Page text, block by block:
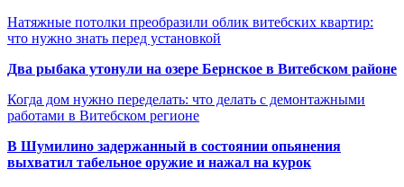
Натяжные потолки преобразили облик витебских квартир:
что нужно знать перед установкой
Два рыбака утонули на озере Бернское в Витебском районе
Когда дом нужно переделать: что делать с демонтажными
работами в Витебском регионе
В Шумилино задержанный в состоянии опьянения
выхватил табельное оружие и нажал на курок